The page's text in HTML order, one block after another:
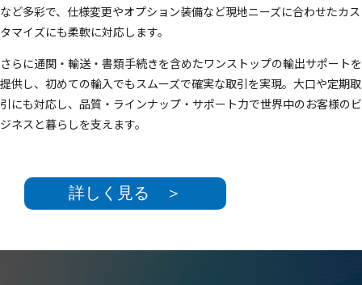
など多彩で、仕様変更やオプション装備など現地ニーズに合わせたカス
タマイズにも柔軟に対応します。
さらに通関・輸送・書類手続きを含めたワンストップの輸出サポートを
提供し、初めての輸入でもスムーズで確実な取引を実現。大口や定期取
引にも対応し、品質・ラインナップ・サポート力で世界中のお客様のビ
ジネスと暮らしを支えます。
詳しく見る ＞